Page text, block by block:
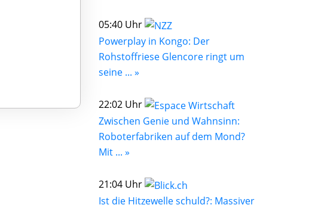
05:40 Uhr
Powerplay in Kongo: Der
Rohstoffriese Glencore ringt um
seine ... »
22:02 Uhr
Zwischen Genie und Wahnsinn:
Roboterfabriken auf dem Mond?
Mit ... »
21:04 Uhr
Ist die Hitzewelle schuld?: Massiver